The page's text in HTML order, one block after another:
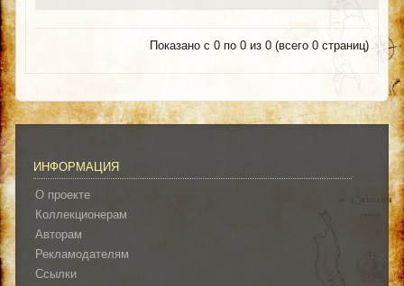
Показано с 0 по 0 из 0 (всего 0 страниц)
ИНФОРМАЦИЯ
О проекте
Коллекционерам
Авторам
Рекламодателям
Ссылки